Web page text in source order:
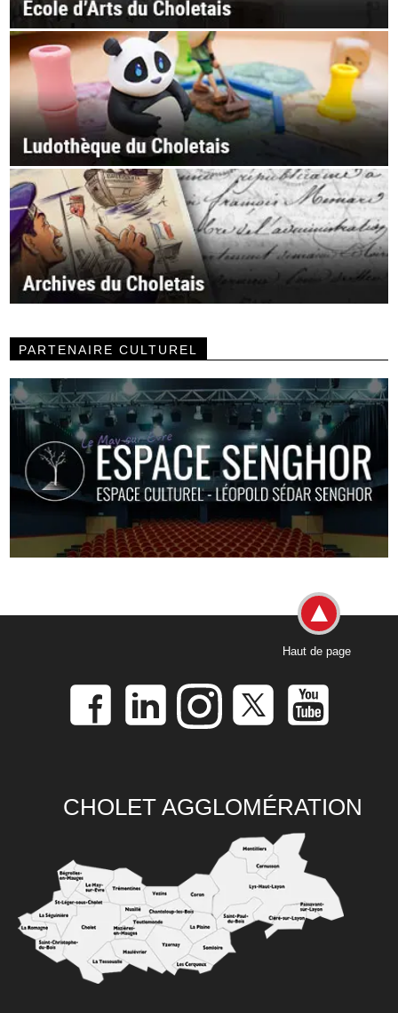
PARTENAIRE CULTUREL
Haut de page
CHOLET AGGLOMÉRATION